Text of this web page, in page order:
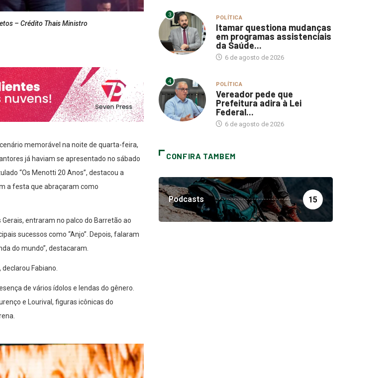
– Crédito Thais Ministro
memorável na noite de quarta-feira,
já haviam se apresentado no sábado
“Os Menotti 20 Anos”, destacou a
a festa que abraçaram como
entraram no palco do Barretão ao
sucessos como “Anjo”. Depois, falaram
do mundo”, destacaram.
Fabiano.
de vários ídolos e lendas do gênero.
e Lourival, figuras icônicas do
3 POLÍTICA
Itamar questiona mudanças
em programas assistenciais
da Saúde...
6 de agosto de 2026
4 POLÍTICA
Vereador pede que
Prefeitura adira à Lei
Federal...
6 de agosto de 2026
CONFIRA TAMBEM
Podcasts 15